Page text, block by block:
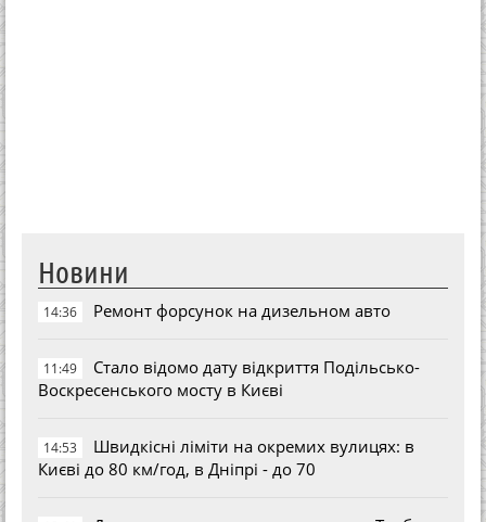
Новини
14:36 Ремонт форсунок на дизельном авто
11:49
Стало відомо дату відкриття Подільсько-
Воскресенського мосту в Києві
14:53
Швидкісні ліміти на окремих вулицях: в
Києві до 80 км/год, в Дніпрі - до 70